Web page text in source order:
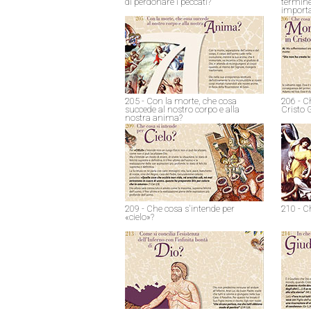
205 - Con la morte, che cosa
succede al nostro corpo e alla
nostra anima?
206 -
Cristo
209 - Che cosa s'intende per
«cielo»?
210 -